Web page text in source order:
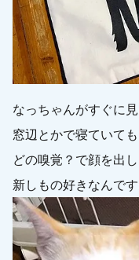
なっちゃんがすぐに見
窓辺とかで寝ていて
どの嗅覚？で顔を出し
新しもの好きなんで